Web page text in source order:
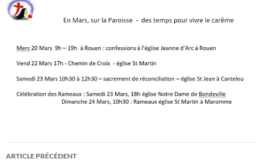
Navigation
ARTICLE PRÉCÉDENT